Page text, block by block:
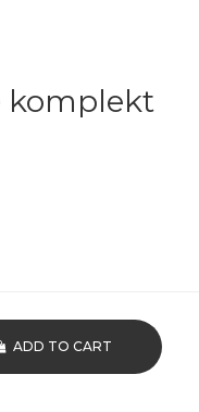
komplekt
ADD TO CART